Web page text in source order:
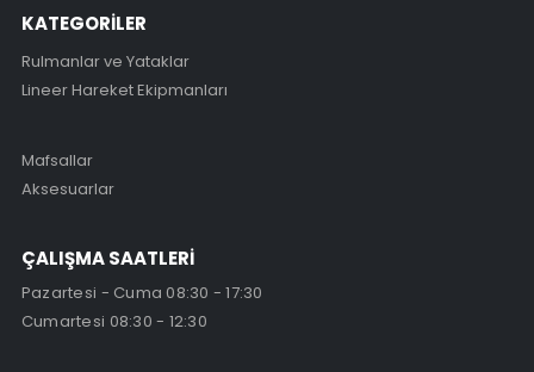
KATEGORİLER
Rulmanlar ve Yataklar
Lineer Hareket Ekipmanları
Mafsallar
Aksesuarlar
ÇALIŞMA SAATLERİ
Pazartesi - Cuma 08:30 - 17:30
Cumartesi 08:30 - 12:30